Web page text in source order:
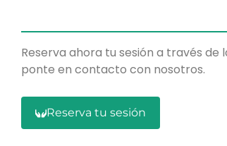
Reserva ahora tu sesión a través de
ponte en contacto con nosotros.
Reserva tu sesión